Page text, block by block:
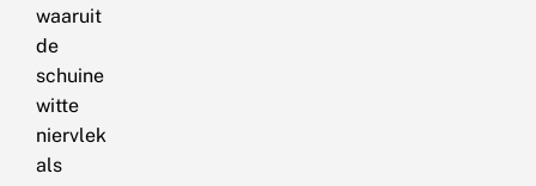
waaruit
de
schuine
witte
niervlek
als